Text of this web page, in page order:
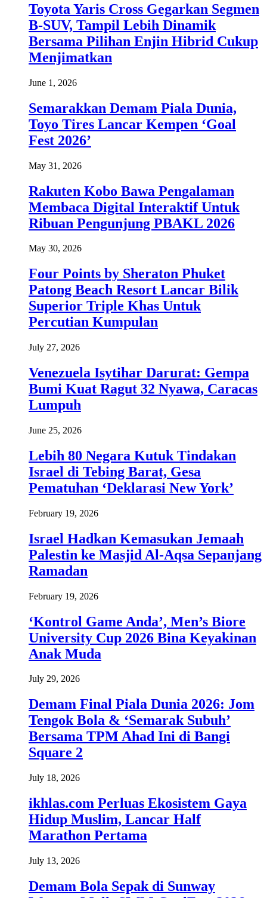
Toyota Yaris Cross Gegarkan Segmen
B-SUV, Tampil Lebih Dinamik
Bersama Pilihan Enjin Hibrid Cukup
Menjimatkan
June 1, 2026
Semarakkan Demam Piala Dunia,
Toyo Tires Lancar Kempen ‘Goal
Fest 2026’
May 31, 2026
Rakuten Kobo Bawa Pengalaman
Membaca Digital Interaktif Untuk
Ribuan Pengunjung PBAKL 2026
May 30, 2026
Four Points by Sheraton Phuket
Patong Beach Resort Lancar Bilik
Superior Triple Khas Untuk
Percutian Kumpulan
July 27, 2026
Venezuela Isytihar Darurat: Gempa
Bumi Kuat Ragut 32 Nyawa, Caracas
Lumpuh
June 25, 2026
Lebih 80 Negara Kutuk Tindakan
Israel di Tebing Barat, Gesa
Pematuhan ‘Deklarasi New York’
February 19, 2026
Israel Hadkan Kemasukan Jemaah
Palestin ke Masjid Al-Aqsa Sepanjang
Ramadan
February 19, 2026
‘Kontrol Game Anda’, Men’s Biore
University Cup 2026 Bina Keyakinan
Anak Muda
July 29, 2026
Demam Final Piala Dunia 2026: Jom
Tengok Bola & ‘Semarak Subuh’
Bersama TPM Ahad Ini di Bangi
Square 2
July 18, 2026
ikhlas.com Perluas Ekosistem Gaya
Hidup Muslim, Lancar Half
Marathon Pertama
July 13, 2026
Demam Bola Sepak di Sunway